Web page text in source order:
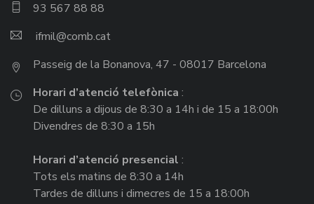
93 567 88 88
ifmil
Passeig de la Bonanova, 47 - 08017 Barcelona
Horari d’atenció telefònica :
De dilluns a dijous de 8:30 a 14h i de 15 a 18:00h
Divendres de 8:30 a 15h
Horari d’atenció presencial :
Tots els matins de 8:30 a 14h
Tardes de dilluns i dimecres de 15 a 18:00h